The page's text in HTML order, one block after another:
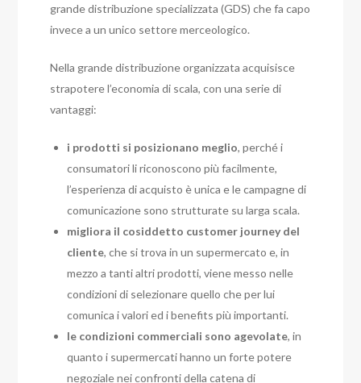
grande distribuzione specializzata (GDS) che fa capo
invece a un unico settore merceologico.
Nella grande distribuzione organizzata acquisisce
strapotere l’economia di scala, con una serie di
vantaggi:
i prodotti si posizionano meglio, perché i
consumatori li riconoscono più facilmente,
l’esperienza di acquisto è unica e le campagne di
comunicazione sono strutturate su larga scala.
migliora il cosiddetto customer journey del
cliente, che si trova in un supermercato e, in
mezzo a tanti altri prodotti, viene messo nelle
condizioni di selezionare quello che per lui
comunica i valori ed i benefits più importanti.
le condizioni commerciali sono agevolate, in
quanto i supermercati hanno un forte potere
negoziale nei confronti della catena di